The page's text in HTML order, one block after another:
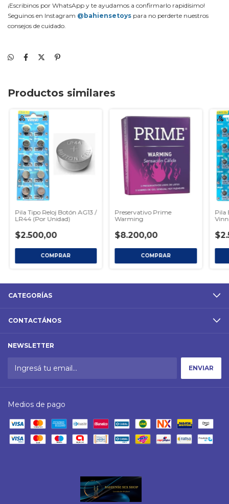
¡Escribinos por WhatsApp y te ayudamos a confirmarlo rapidísimo!
Seguinos en Instagram @bahiensetoys para no perderte nuestros
consejos de cuidado.
Productos similares
Pila Tipo Reloj Botón AG13 /
LR44 (Por Unidad)
$2.500,00
Preservativo Prime
Warming
$8.200,00
Pila
CATEGORÍAS
CONTACTÁNOS
NEWSLETTER
Medios de pago